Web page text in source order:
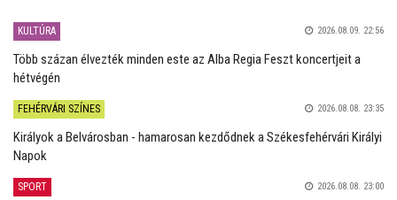
KULTÚRA 2026.08.09. 22:56
Több százan élvezték minden este az Alba Regia Feszt koncertjeit a
hétvégén
FEHÉRVÁRI SZÍNES 2026.08.08. 23:35
Királyok a Belvárosban - hamarosan kezdődnek a Székesfehérvári Királyi
Napok
SPORT 2026.08.08. 23:00